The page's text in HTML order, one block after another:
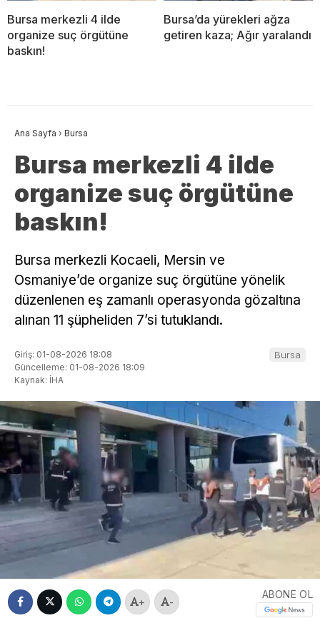
Bursa merkezli 4 ilde
organize suç örgütüne
baskın!
Bursa’da yürekleri ağza
getiren kaza; Ağır yaralandı
Ana Sayfa › Bursa
Bursa merkezli 4 ilde
organize suç örgütüne
baskın!
Bursa merkezli Kocaeli, Mersin ve
Osmaniye’de organize suç örgütüne yönelik
düzenlenen eş zamanlı operasyonda gözaltına
alınan 11 şüpheliden 7’si tutuklandı.
Giriş: 01-08-2026 18:08
Güncelleme: 01-08-2026 18:09
Kaynak: İHA
Bursa
+ -
ABONE OL